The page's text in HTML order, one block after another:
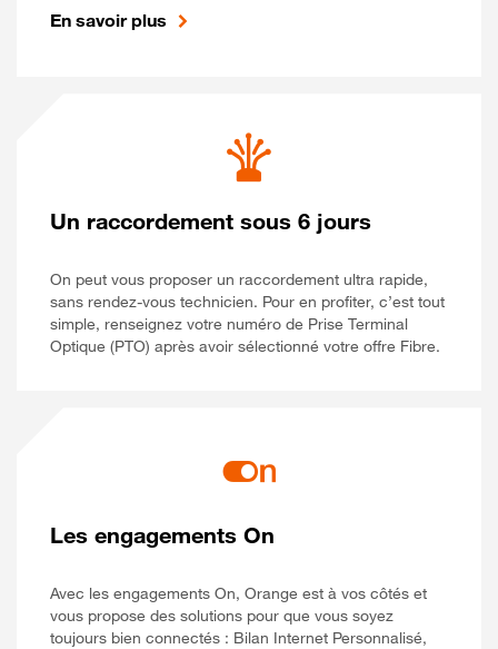
En savoir plus
Un raccordement sous 6 jours
On peut vous proposer un raccordement ultra rapide,
sans rendez-vous technicien. Pour en profiter, c’est tout
simple, renseignez votre numéro de Prise Terminal
Optique (PTO) après avoir sélectionné votre offre Fibre.
Les engagements On
Avec les engagements On, Orange est à vos côtés et
vous propose des solutions pour que vous soyez
toujours bien connectés : Bilan Internet Personnalisé,